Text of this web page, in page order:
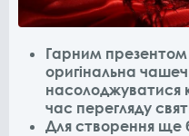
Гарним презентом
оригінальна
насолоджуватися
час перегляду
Для створення ще